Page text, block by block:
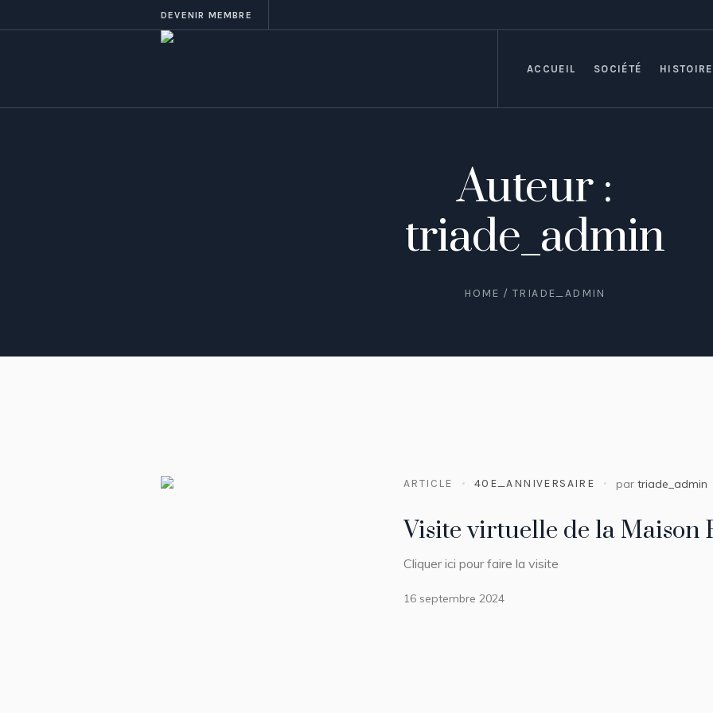
DEVENIR MEMBRE
ACCUEIL SOCIÉTÉ HISTOIRE
Auteur :
triade_admin
HOME / TRIADE_ADMIN
ARTICLE 40E_ANNIVERSAIRE partriade_admin
Visite virtuelle de la Maison
Cliquer ici pour faire la visite
16 septembre 2024